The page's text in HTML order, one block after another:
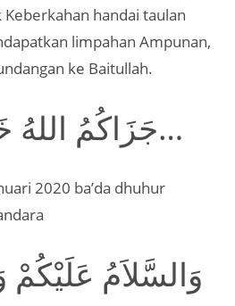
handai taulan
limpahan Ampunan,
ke Baitullah.
جَزَاكُمُ اللهُ خَيْرًا كَثِيْرًا…
2020 ba’da dhuhur
وَالسَّلاَمُ عَلَيْكُمْ